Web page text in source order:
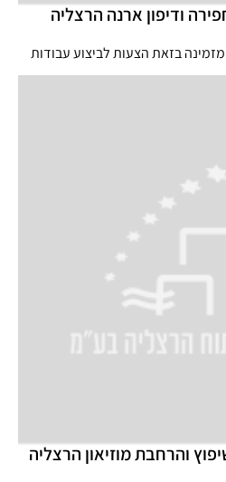
ודיפון ארנה הרצליה
בזאת הצעות לביצוע עבודות
והרחבת מוזיאון הרצליה